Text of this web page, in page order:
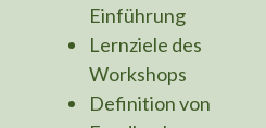
Einführung
Lernziele des
Workshops
Definition von